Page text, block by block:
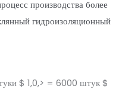
производства более
гидроизоляционный
$ 1,0,> = 6000 штук $